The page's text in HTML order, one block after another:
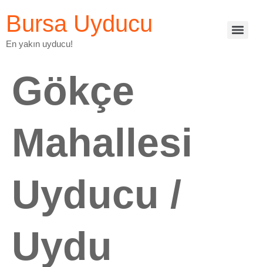
Bursa Uyducu
En yakın uyducu!
Gökçe
Mahallesi
Uyducu /
Uydu